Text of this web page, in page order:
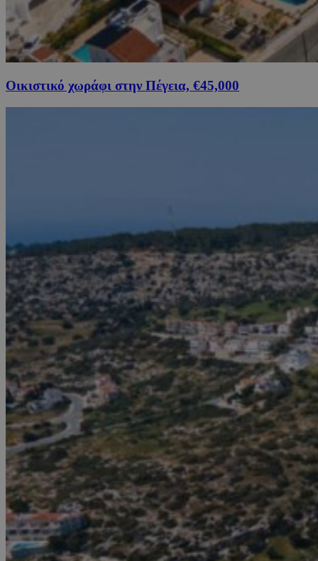
Οικιστικό χωράφι στην Πέγεια, €45,000